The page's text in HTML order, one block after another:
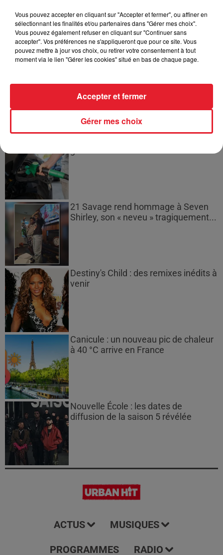
plusieurs semaines avant
l'extinction...
de deux militaires disparus...
21 Savage rend hommage à Seven
Shirley, son « neveu » tragiquement...
Destiny's Child : des remixes inédits à
venir
Canicule : un nouveau pic de chaleur
à 40 °C arrive en France
Nouvelle École : les dates de
diffusion de la saison 5 révélée
ACTUS MUSIQUES
PROGRAMMES RADIO
Vous pouvez accepter en cliquant sur "Accepter et fermer", ou affiner en
sélectionnant les finalités et/ou partenaires dans "Gérer mes choix".
Vous pouvez également refuser en cliquant sur "Continuer sans
accepter". Vos préférences ne s'appliqueront que pour ce site. Vous
pouvez mettre à jour vos choix, ou retirer votre consentement à tout
moment via le lien "Gérer les cookies" situé en bas de chaque page.
Gérer mes choix
Accepter et fermer